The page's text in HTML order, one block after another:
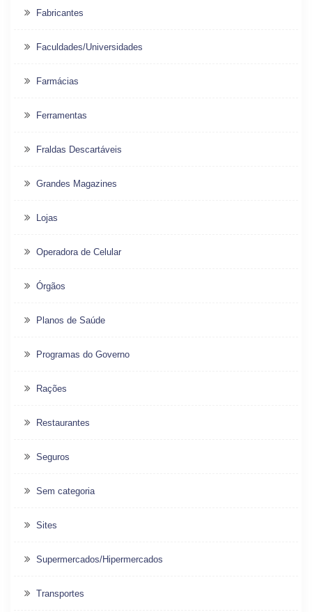
Fabricantes
Faculdades/Universidades
Farmácias
Ferramentas
Fraldas Descartáveis
Grandes Magazines
Lojas
Operadora de Celular
Órgãos
Planos de Saúde
Programas do Governo
Rações
Restaurantes
Seguros
Sem categoria
Sites
Supermercados/Hipermercados
Transportes